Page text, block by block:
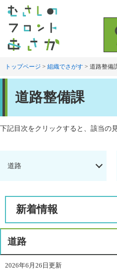
す
し
索
トップページ > 組織でさがす > 道路整備
道路整備課
下記目次をクリックすると、該当の
道路
新着情報
道路
2026年6月26日更新